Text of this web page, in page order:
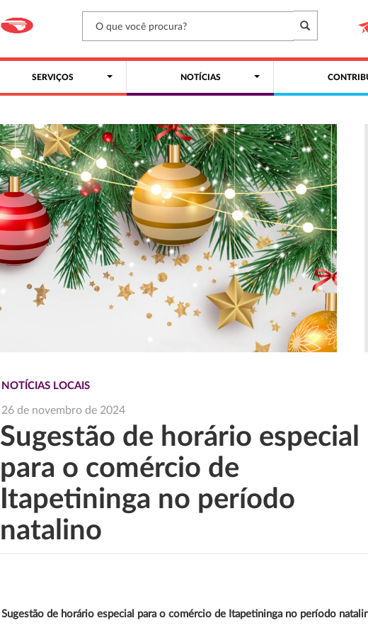
SERVIÇOS NOTÍCIAS
NOTÍCIAS LOCAIS
26 de novembro de 2024
Sugestão de horário especial
para o comércio de
Itapetininga no período
natalino
Sugestão de horário especial para o comércio de Itapetininga no período